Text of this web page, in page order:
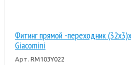
Фитинг прямой -переходник
Giacomini
Арт. RM103Y022